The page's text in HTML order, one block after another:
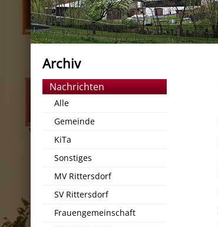
Archiv
Nachrichten
Alle
Gemeinde
KiTa
Sonstiges
MV Rittersdorf
SV Rittersdorf
Frauengemeinschaft